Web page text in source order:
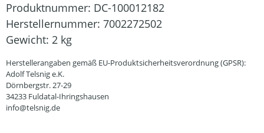
Produktnummer: DC-100012182
Herstellernummer: 7002272502
Gewicht: 2 kg
Herstellerangaben gemäß EU-Produktsicherheitsverordnung (GPSR):
Adolf Telsnig e.K.
Dörnbergstr. 27-29
34233 Fuldatal-Ihringshausen
info@telsnig.de